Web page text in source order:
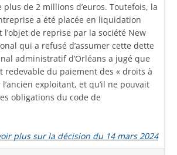
plus de 2 millions d’euros. Toutefois, la
a été placée en liquidation
de reprise par la société New
qui a refusé d’assumer cette dette
administratif d’Orléans a jugé que
redevable du paiement des « droits à
exploitant, et qu’il ne pouvait
obligations du code de
plus sur la décision du 14 mars 2024